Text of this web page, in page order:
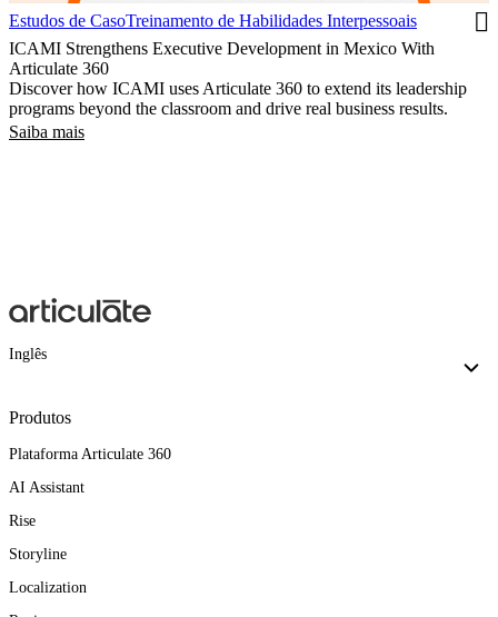
Estudos de CasoTreinamento de Habilidades Interpessoais
ICAMI Strengthens Executive Development in Mexico With
Articulate 360
Discover how ICAMI uses Articulate 360 to extend its leadership
programs beyond the classroom and drive real business results.
Saiba mais
Inglês
Produtos
Plataforma Articulate 360
AI Assistant
Rise
Storyline
Localization